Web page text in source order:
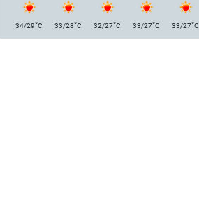
34/29°C 33/28°C 32/27°C 33/27°C 33/27°C